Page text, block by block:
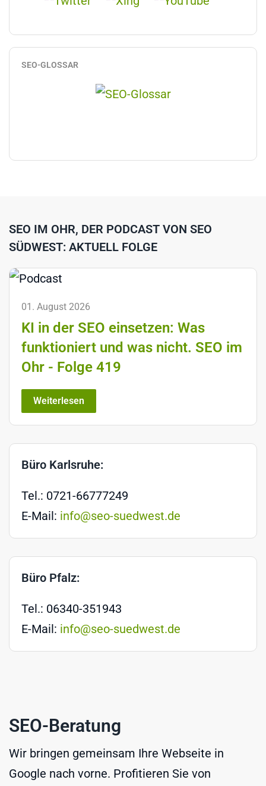
SEO-GLOSSAR
SEO IM OHR, DER PODCAST VON SEO
SÜDWEST: AKTUELL FOLGE
01. August 2026
KI in der SEO einsetzen: Was
funktioniert und was nicht. SEO im
Ohr - Folge 419
Weiterlesen
Büro Karlsruhe:
Tel.: 0721-66777249
E-Mail: info@seo-suedwest.de
Büro Pfalz:
Tel.: 06340-351943
E-Mail: info@seo-suedwest.de
SEO-Beratung
Wir bringen gemeinsam Ihre Webseite in
Google nach vorne. Profitieren Sie von